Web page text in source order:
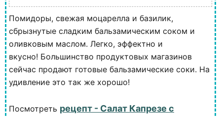
Помидоры, свежая моцарелла и базилик,
сбрызнутые сладким бальзамическим соком и
оливковым маслом. Легко, эффектно и
вкусно! Большинство продуктовых магазинов
сейчас продают готовые бальзамические соки. На
удивление это так же хорошо!
Посмотреть рецепт - Салат Капрезе с